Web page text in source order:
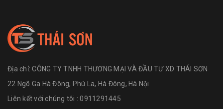
Địa chỉ:CÔNG TY TNHH THƯƠNG MẠI VÀ ĐẦU TƯ XD THÁI SƠN
22 Ngõ Ga Hà Đông, Phú La, Hà Đông, Hà Nội
Liên kết với chúng tôi : 0911291445